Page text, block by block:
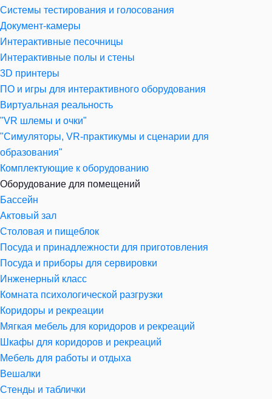
Системы тестирования и голосования
Документ-камеры
Интерактивные песочницы
Интерактивные полы и стены
3D принтеры
ПО и игры для интерактивного оборудования
Виртуальная реальность
"VR шлемы и очки"
"Симуляторы, VR-практикумы и сценарии для
образования"
Комплектующие к оборудованию
Оборудование для помещений
Бассейн
Актовый зал
Столовая и пищеблок
Посуда и принадлежности для приготовления
Посуда и приборы для сервировки
Инженерный класс
Комната психологической разгрузки
Коридоры и рекреации
Мягкая мебель для коридоров и рекреаций
Шкафы для коридоров и рекреаций
Мебель для работы и отдыха
Вешалки
Стенды и таблички